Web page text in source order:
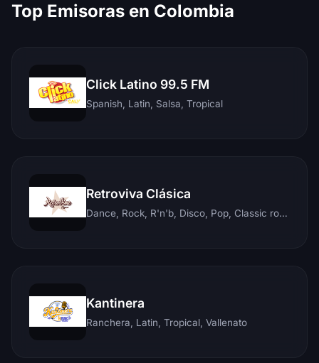
Top Emisoras en Colombia
Click Latino 99.5 FM
Spanish, Latin, Salsa, Tropical
Retroviva Clásica
Dance, Rock, R'n'b, Disco, Pop, Classic rock, Techno, Reggae
Kantinera
Ranchera, Latin, Tropical, Vallenato